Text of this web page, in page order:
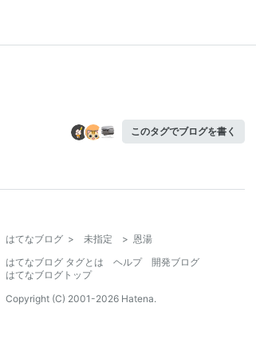
このタグでブログを書く
はてなブログ > 未指定 > 恩湯
はてなブログ タグとは
ヘルプ
開発ブログ
はてなブログトップ
Copyright (C) 2001-2026 Hatena.